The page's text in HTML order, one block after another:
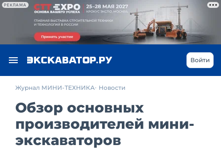
РЕКЛАМА
Войти
Журнал МИНИ-ТЕХНИКА Новости
Обзор основных
производителей мини-
экскаваторов